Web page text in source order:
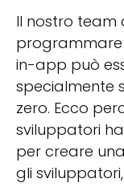
Il nostro team
in-app può
specialmente
zero. Ecco
sviluppatori
per creare
gli